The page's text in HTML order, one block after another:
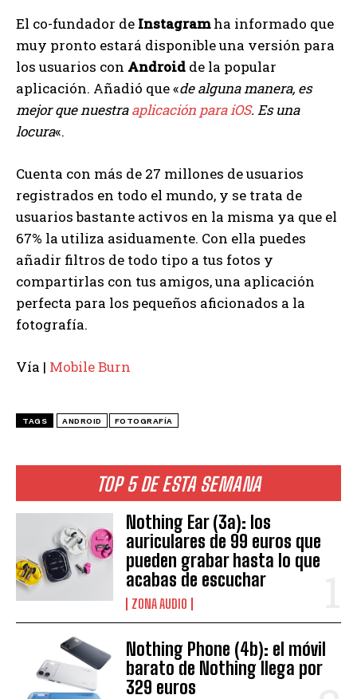
TOP 5 DE ESTA SEMANA
Nothing Ear (3a): los
auriculares de 99 euros que
pueden grabar hasta lo que
acabas de escuchar
ZONA AUDIO
Nothing Phone (4b): el móvil
barato de Nothing llega por
329 euros
El co-fundador de Instagramha informado que
muy pronto estará disponible una versión para
los usuarios con Android de la popular
aplicación. Añadió que «de alguna manera, es
mejor que nuestraaplicación para iOS. Es una
locura«.
Cuenta con más de 27 millones de usuarios
registrados en todo el mundo, y se trata de
usuarios bastante activos en la misma ya que el
67% la utiliza asiduamente. Con ella puedes
añadir filtros de todo tipo a tus fotos y
compartirlas con tus amigos, una aplicación
perfecta para los pequeños aficionados a la
fotografía.
Vía | Mobile Burn
TAGS ANDROID FOTOGRAFÍA